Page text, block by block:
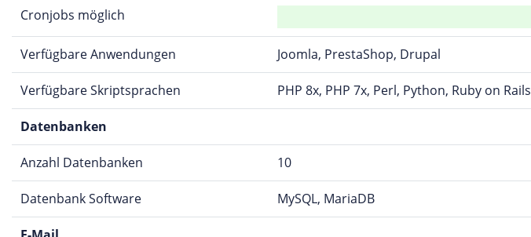
Cronjobs möglich
Verfügbare Anwendungen Joomla, PrestaShop, Drupal
Verfügbare Skriptsprachen PHP 8x, PHP 7x, Perl, Python, Ruby on Rails
Datenbanken
Anzahl Datenbanken 10
Datenbank Software MySQL, MariaDB